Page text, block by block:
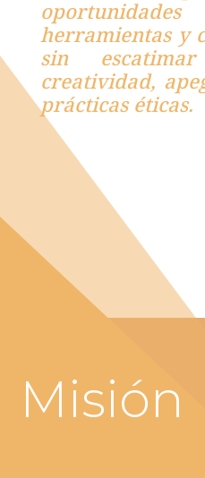
herramientas y
sin
creatividad,
prácticas éticas.
Misión